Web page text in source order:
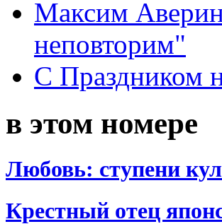
Максим
неповторим"
С Праздником
в этом номере
Любовь: ступени
Крестный отец